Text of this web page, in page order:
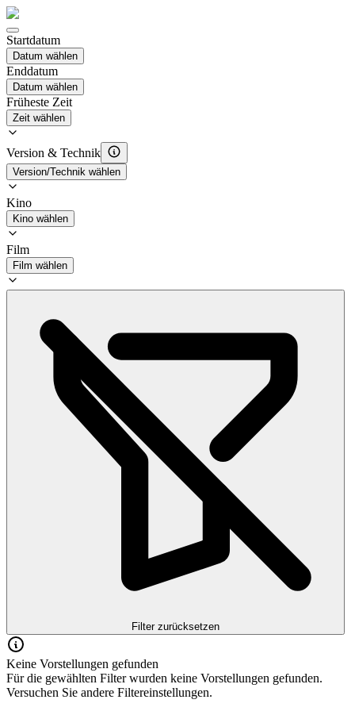
Startdatum
Datum wählen
Enddatum
Datum wählen
Früheste Zeit
Zeit wählen
Version & Technik
Version/Technik wählen
Kino
Kino wählen
Film
Film wählen
Filter zurücksetzen
Keine Vorstellungen gefunden
Für die gewählten Filter wurden keine Vorstellungen gefunden.
Versuchen Sie andere Filtereinstellungen.